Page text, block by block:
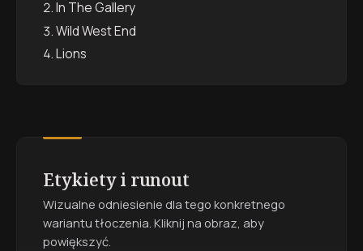
In The Gallery
Wild West End
Lions
Etykiety i runout
Wizualne odniesienie dla tego konkretnego
wariantu tłoczenia. Kliknij na obraz, aby
powiększyć.